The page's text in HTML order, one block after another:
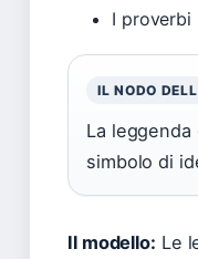
I proverbi
IL NODO
La
simbolo di
Il modello: Le